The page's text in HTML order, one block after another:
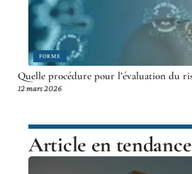
FORME
Quelle procédure pour l’évaluation du
12 mars 2026
Article en tendance